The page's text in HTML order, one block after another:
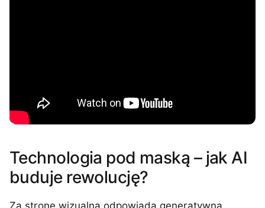
Technologia pod maską – jak AI
buduje rewolucję?
Za stronę wizualną odpowiada generatywna